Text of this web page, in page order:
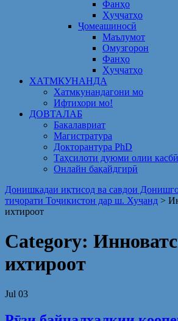
Фанҳо
Ҳуҷҷатҳо
Ҷомеашиносӣ
Маълумот
Омузгорон
Фанҳо
Ҳуҷҷатҳо
ХАТМКУНАНДА
Хатмкунандагони мо
Ифтихори мо!
ДОВТАЛАБ
Бакалавриат
Магистратура
Докторантура PhD
Таҳсилоти дуюми олии касбӣ
Онлайн бақайдгирӣ
Донишкадаи иқтисод ва савдои
тиҷорати Тоҷикистон дар ш. Хуҷанд >
ихтироот
Category:
ихтироот
Jul 03